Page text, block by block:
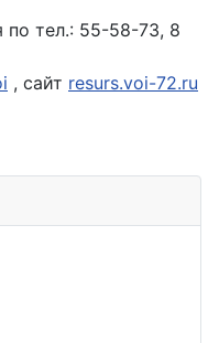
по тел.: 55-58-73, 8
, сайт resurs.voi-72.ru